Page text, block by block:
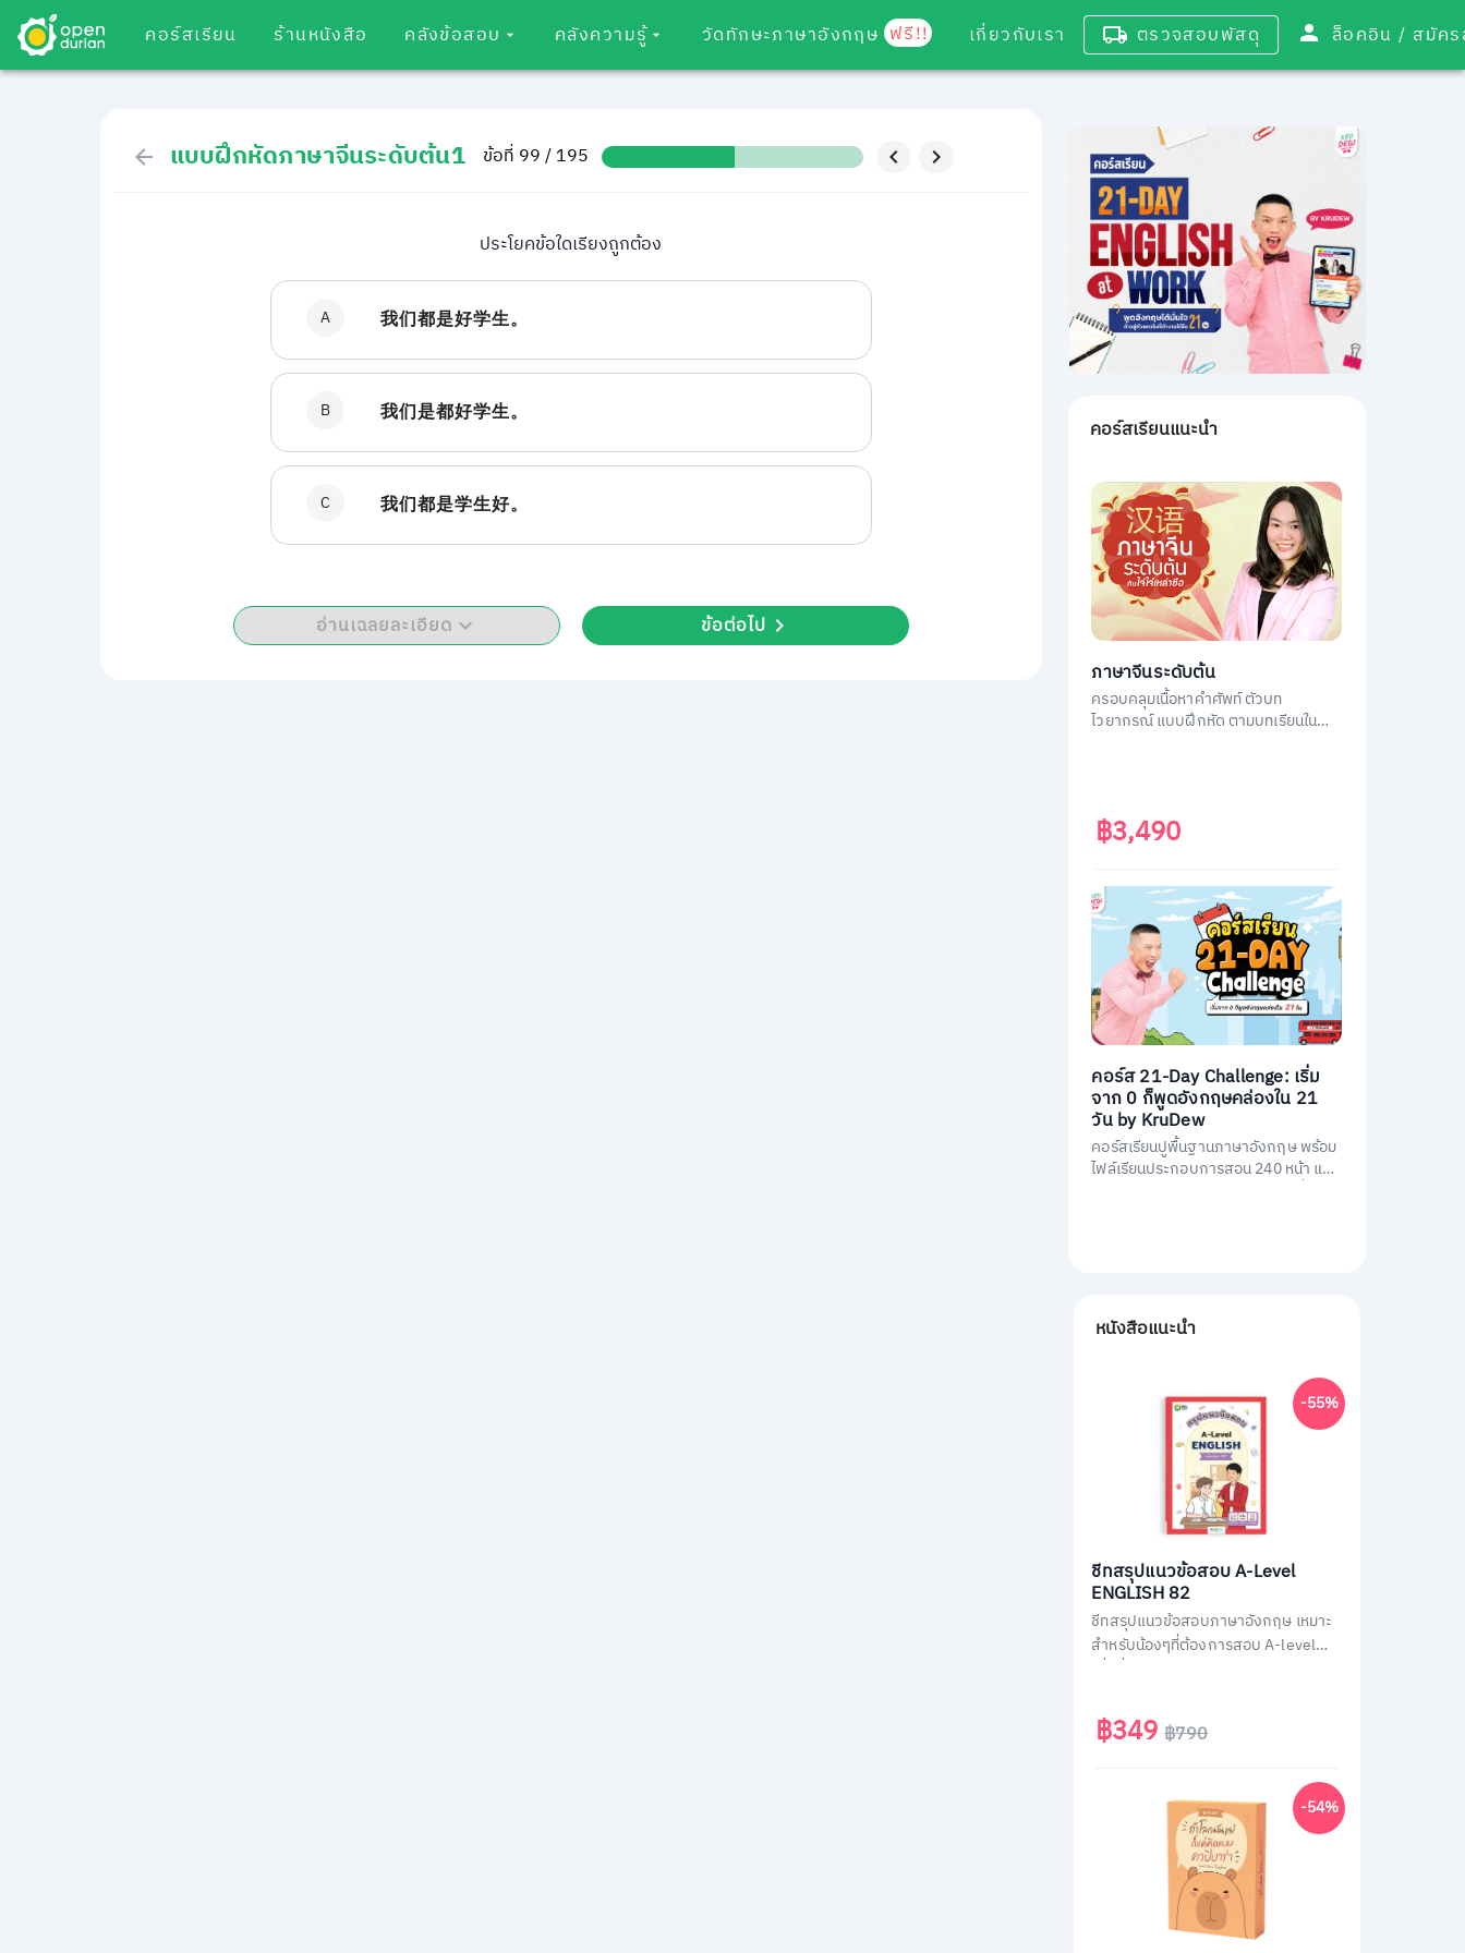
คอร์สเรียน ร้านหนังสือ คลังข้อสอบ คลังความรู้ วัดทักษะภาษาอังกฤษ ฟรี!! เกี่ยวกับเรา ตรวจสอบพัสดุ ล็อคอิน /
แบบฝึกหัดภาษาจีนระดับต้น1 ข้อที่ 99 / 195
ประโยคข้อใดเรียงถูกต้อง
A 我们都是好学生。
B 我们是都好学生。
C 我们都是学生好。
อ่านเฉลยละเอียด ข้อต่อไป
คอร์สเรียนแนะนำ
ภาษาจีนระดับต้น
ครอบคลุมเนื้อหาคำศัพท์ ตัวบท
ไวยากรณ์ แบบฝึกหัด ตามบทเรียนใน
฿3,490
คอร์ส 21-Day Challenge: เริ่ม
จาก 0 ก็พูดอังกฤษคล่องใน 21
วัน by KruDew
คอร์สเรียนปูพื้นฐานภาษาอังกฤษ พร้อม
ไฟล์เรียนประกอบการสอน 240 หน้า และ
หนังสือแนะนำ
ชีทสรุปแนวข้อสอบ A-Level
ENGLISH 82
ชีทสรุปแนวข้อสอบภาษาอังกฤษ เหมาะ
สำหรับน้องๆที่ต้องการสอบ A-level
ฐานก็เข้าใจเองได้ง่ายๆ ใน 30 วัน
-55%
฿349฿790
-54%